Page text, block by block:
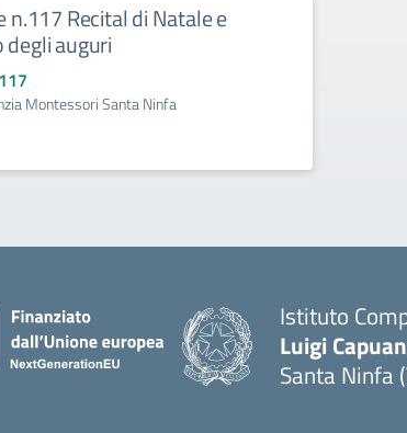
n.117 Recital di Natale e
degli auguri
Montessori Santa Ninfa
Istituto
Luigi
Santa Ninfa